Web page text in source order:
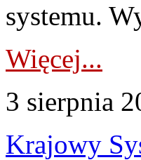
systemu.
Więcej...
3 sierpnia
Krajowy